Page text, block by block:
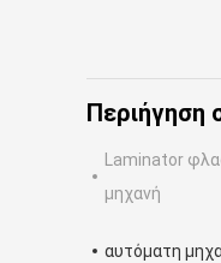
Περιήγηση
Laminator
μηχανή
αυτόματη